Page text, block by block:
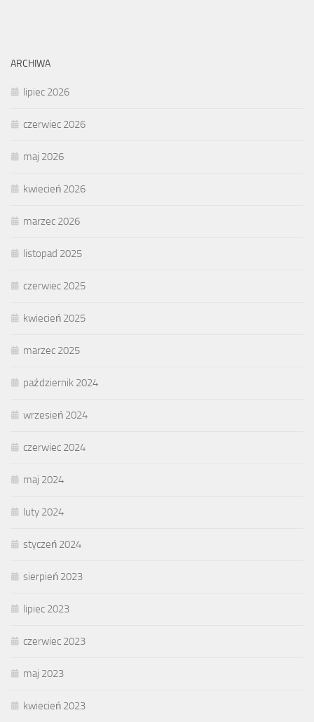
ARCHIWA
lipiec 2026
czerwiec 2026
maj 2026
kwiecień 2026
marzec 2026
listopad 2025
czerwiec 2025
kwiecień 2025
marzec 2025
październik 2024
wrzesień 2024
czerwiec 2024
maj 2024
luty 2024
styczeń 2024
sierpień 2023
lipiec 2023
czerwiec 2023
maj 2023
kwiecień 2023